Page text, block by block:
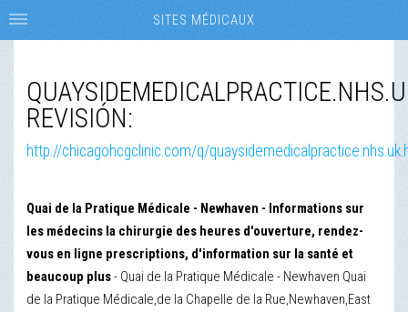
REVISIÓN:
http://chicagohcgclinic.com/q/
Quai de la Pratique Médicale - Newhaven - Informations sur
les médecins la chirurgie des heures d'ouverture, rendez-
vous en ligne prescriptions, d'information sur la santé et
beaucoup plus- Quai de la Pratique Médicale - Newhaven Quai
de la Pratique Médicale,de la Chapelle de la Rue,Newhaven,East
SITES MÉDICAUX